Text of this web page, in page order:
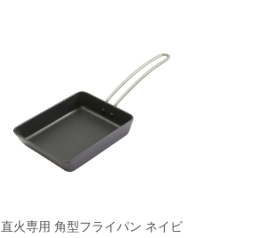
直火専用 角型フライパン ネイビ